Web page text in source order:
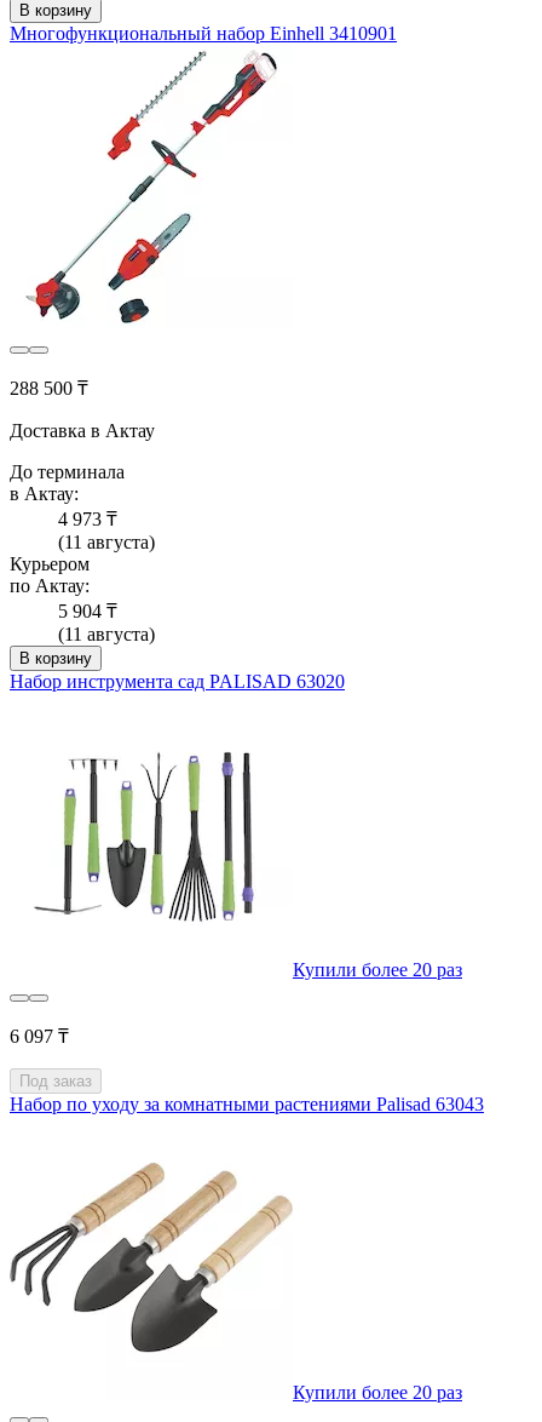
В корзину
Многофункциональный набор Einhell 3410901
288 500 ₸
Доставка в Актау
До терминала
в Актау:
4 973 ₸
(11 августа)
Курьером
по Актау:
5 904 ₸
(11 августа)
В корзину
Набор инструмента сад PALISAD 63020
Купили более 20 раз
6 097 ₸
Под заказ
Набор по уходу за комнатными растениями Palisad 63043
Купили более 20 раз